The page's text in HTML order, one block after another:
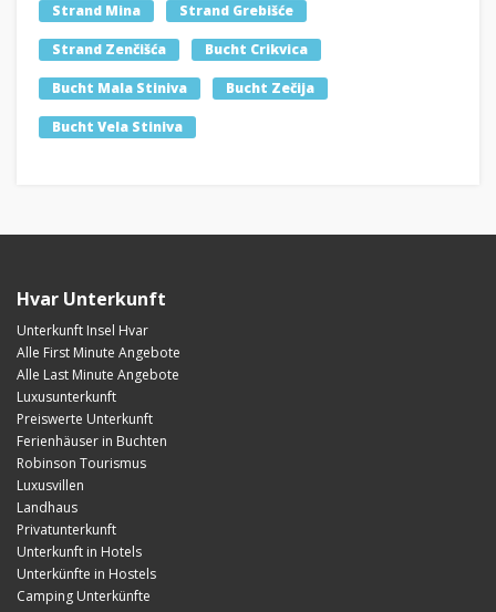
Strand Mina Strand Grebišće
Strand Zenčišća Bucht Crikvica
Bucht Mala Stiniva Bucht Zečija
Bucht Vela Stiniva
Hvar Unterkunft
Unterkunft Insel Hvar
Alle First Minute Angebote
Alle Last Minute Angebote
Luxusunterkunft
Preiswerte Unterkunft
Ferienhäuser in Buchten
Robinson Tourismus
Luxusvillen
Landhaus
Privatunterkunft
Unterkunft in Hotels
Unterkünfte in Hostels
Camping Unterkünfte